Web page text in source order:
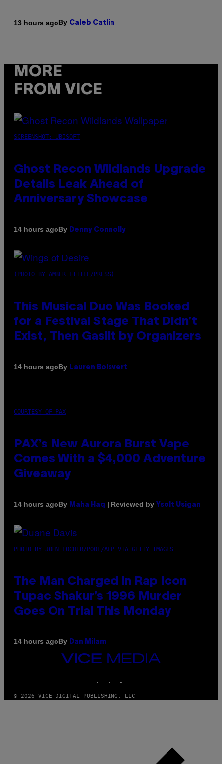
13 hours agoBy Caleb Catlin
MORE
FROM VICE
SCREENSHOT: UBISOFT
Ghost Recon Wildlands Upgrade
Details Leak Ahead of
Anniversary Showcase
14 hours agoBy Denny Connolly
(PHOTO BY AMBER LITTLE/PRESS)
This Musical Duo Was Booked
for a Festival Stage That Didn’t
Exist, Then Gaslit by Organizers
14 hours agoBy Lauren Boisvert
COURTESY OF PAX
PAX’s New Aurora Burst Vape
Comes With a $4,000 Adventure
Giveaway
14 hours agoBy Maha Haq | Reviewed by Ysolt Usigan
PHOTO BY JOHN LOCHER/POOL/AFP VIA GETTY IMAGES
The Man Charged in Rap Icon
Tupac Shakur’s 1996 Murder
Goes On Trial This Monday
14 hours agoBy Dan Milam
VICE
MEDIA
© 2026 VICE DIGITAL PUBLISHING, LLC